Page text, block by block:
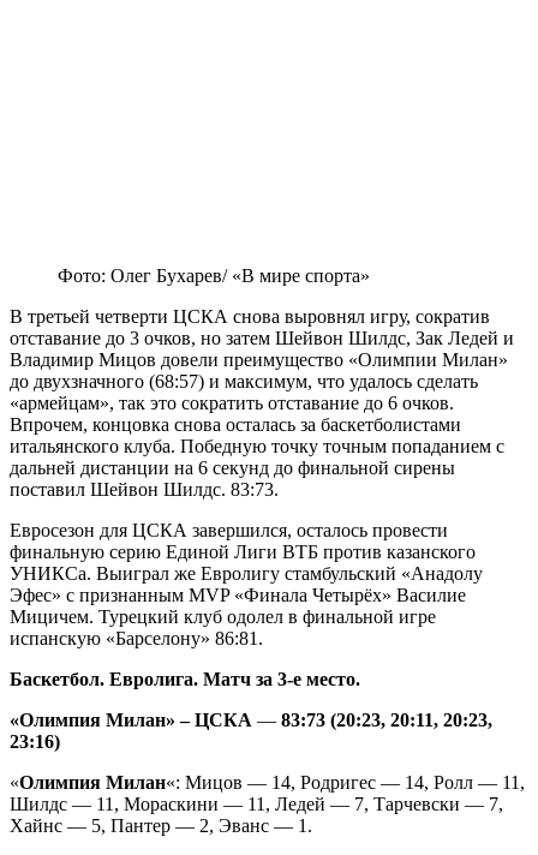
Фото: Олег Бухарев/ «В мире спорта»
В третьей четверти ЦСКА снова выровнял игру, сократив
отставание до 3 очков, но затем Шейвон Шилдс, Зак Ледей и
Владимир Мицов довели преимущество «Олимпии Милан»
до двухзначного (68:57) и максимум, что удалось сделать
«армейцам», так это сократить отставание до 6 очков.
Впрочем, концовка снова осталась за баскетболистами
итальянского клуба. Победную точку точным попаданием с
дальней дистанции на 6 секунд до финальной сирены
поставил Шейвон Шилдс. 83:73.
Евросезон для ЦСКА завершился, осталось провести
финальную серию Единой Лиги ВТБ против казанского
УНИКСа. Выиграл же Евролигу стамбульский «Анадолу
Эфес» с признанным MVP «Финала Четырёх» Василие
Мицичем. Турецкий клуб одолел в финальной игре
испанскую «Барселону» 86:81.
Баскетбол. Евролига. Матч за 3-е место.
«Олимпия Милан» – ЦСКА — 83:73 (20:23, 20:11, 20:23,
23:16)
«Олимпия Милан«: Мицов — 14, Родригес — 14, Ролл — 11,
Шилдс — 11, Мораскини — 11, Ледей — 7, Тарчевски — 7,
Хайнс — 5, Пантер — 2, Эванс — 1.